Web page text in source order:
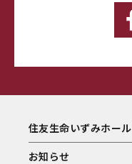
住友生命いずみホール
お知らせ